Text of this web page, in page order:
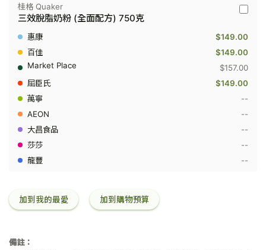
750
克
桂
Quaker
-
三
脫
脂
奶
粉
面
750
桂格 Quaker
三效脫脂奶粉 (全面配方) 750克
$149.00
$149.00
$157.00
$149.00
--
--
--
--
--
加到我的最愛 加到購物預算
備註：